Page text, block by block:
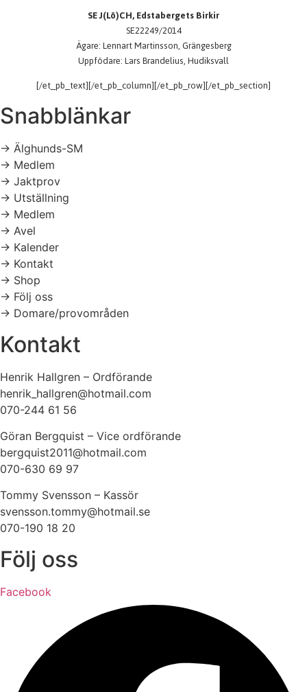
SE J(Lö)CH, Edstabergets Birkir
SE22249/2014
Ägare: Lennart Martinsson, Grängesberg
Uppfödare: Lars Brandelius, Hudiksvall
[/et_pb_text][/et_pb_column][/et_pb_row][/et_pb_section]
Snabblänkar
→ Älghunds-SM
→ Medlem
→ Jaktprov
→ Utställning
→ Medlem
→ Avel
→ Kalender
→ Kontakt
→ Shop
→ Följ oss
→ Domare/provområden
Kontakt
Henrik Hallgren – Ordförande
henrik_hallgren@hotmail.com
070-244 61 56
Göran Bergquist – Vice ordförande
bergquist2011@hotmail.com
070-630 69 97
Tommy Svensson – Kassör
svensson.tommy@hotmail.se
070-190 18 20
Följ oss
Facebook